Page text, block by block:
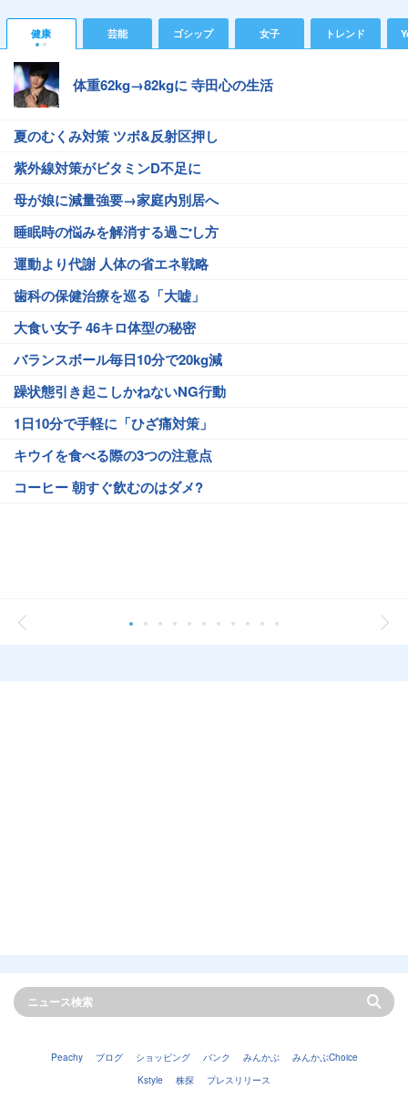
健康 芸能 ゴシップ 女子 トレンド
体重62kg→82kgに 寺田心の生活
夏のむくみ対策 ツボ&反射区押し
紫外線対策がビタミンD不足に
母が娘に減量強要→家庭内別居へ
睡眠時の悩みを解消する過ごし方
運動より代謝 人体の省エネ戦略
歯科の保健治療を巡る「大嘘」
大食い女子 46キロ体型の秘密
バランスボール毎日10分で20kg減
躁状態引き起こしかねないNG行動
1日10分で手軽に「ひざ痛対策」
キウイを食べる際の3つの注意点
コーヒー 朝すぐ飲むのはダメ?
Peachy ブログ ショッピング バンク みんかぶ
みんかぶChoice
Kstyle
株探 プレスリリース